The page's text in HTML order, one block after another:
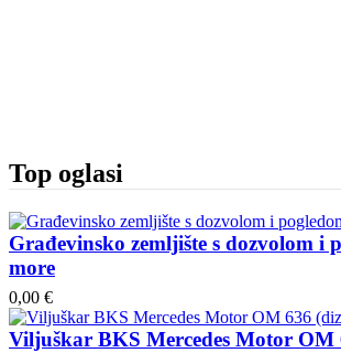
Top oglasi
Građevinsko zemljište s dozvolom i
more
0,00 €
Viljuškar BKS Mercedes Motor OM